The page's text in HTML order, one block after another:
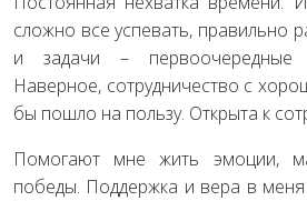
сложно все успевать, правильно
и задачи – первоочередные
Наверное, сотрудничество с
бы пошло на пользу. Открыта к
Помогают мне жить эмоции,
победы. Поддержка и вера в